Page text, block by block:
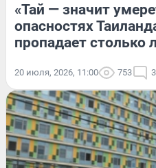
«Тай — значит
опасностях
пропадает столько
20 июля, 2026, 11:00 753 3